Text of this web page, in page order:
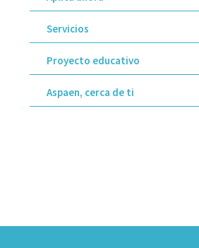
Servicios
Proyecto educativo
Aspaen, cerca de ti